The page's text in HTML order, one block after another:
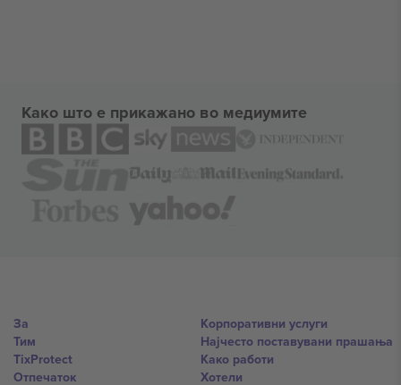
Како што е прикажано во медиумите
За
Тим
TixProtect
Отпечаток
Корпоративни услуги
Најчесто поставувани прашања
Како работи
Хотели